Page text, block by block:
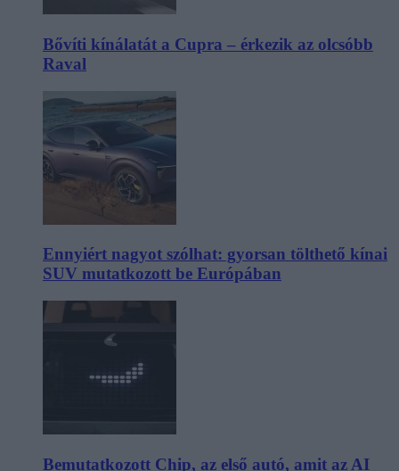
Bővíti kínálatát a Cupra – érkezik az olcsóbb
Raval
Ennyiért nagyot szólhat: gyorsan tölthető kínai
SUV mutatkozott be Európában
Bemutatkozott Chip, az első autó, amit az AI